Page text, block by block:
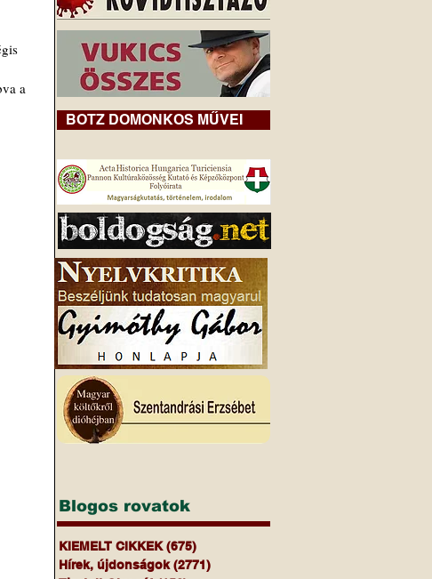
a
BOTZ DOMONKOS MŰVEI
Blogos rovatok
KIEMELT CIKKEK (675)
Hírek, újdonságok (2771)